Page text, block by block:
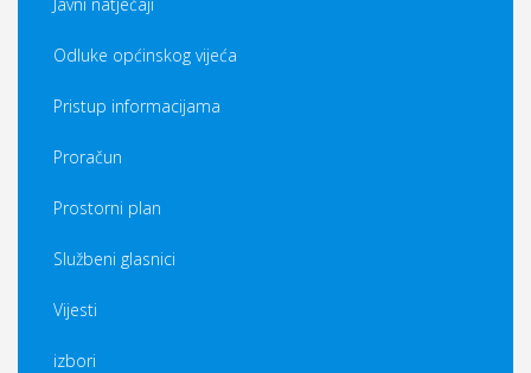
Odluke općinskog vijeća
Pristup informacijama
Proračun
Prostorni plan
Službeni glasnici
Vijesti
izbori